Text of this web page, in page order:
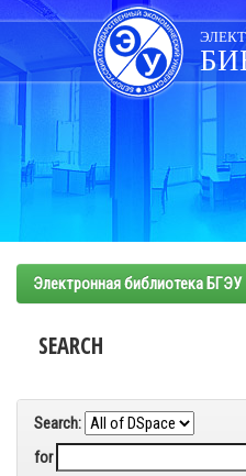
Skip
navigation
Электронная библиотека БГЭУ
SEARCH
Search:
for